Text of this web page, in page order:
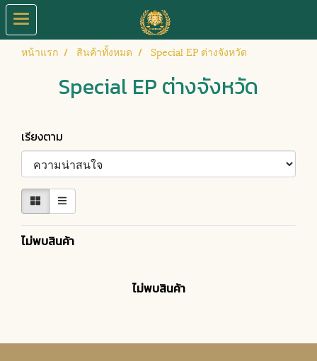
หน้าแรก สินค้าทั้งหมด Special EP ต่างจังหวัด
Special EP ต่างจังหวัด
เรียงตาม
ไม่พบสินค้า
ไม่พบสินค้า